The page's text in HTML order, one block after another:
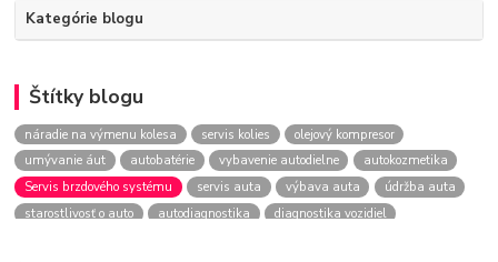
Kategórie blogu
Štítky blogu
náradie na výmenu kolesa servis kolies
olejový kompresor
umývanie áut
autobatérie vybavenie autodielne
autokozmetika
Servis brzdového systému
servis auta výbava auta
údržba auta
starostlivosť o auto
autodiagnostika
diagnostika vozidiel